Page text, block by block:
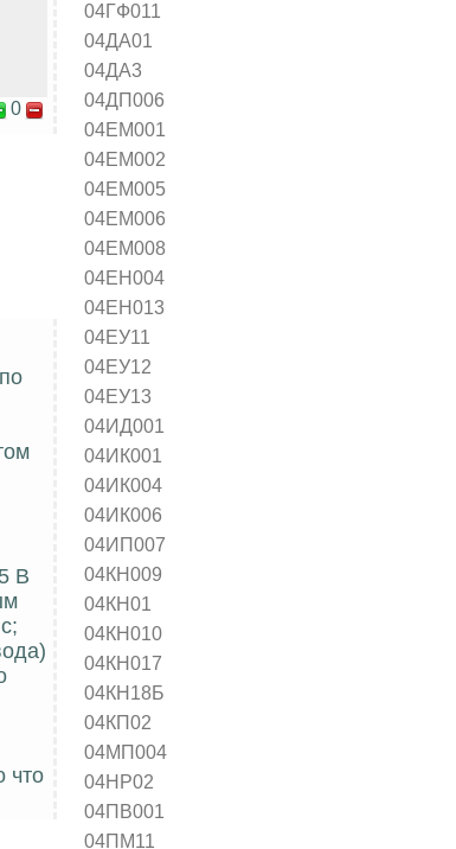
04ГФ011
04ДА01
04ДА3
04ДП006
04ЕМ001
04ЕМ002
04ЕМ005
04ЕМ006
04ЕМ008
04ЕН004
04ЕН013
04ЕУ11
04ЕУ12
04ЕУ13
04ИД001
04ИК001
04ИК004
04ИК006
04ИП007
04КН009
04КН01
04КН010
04КН017
04КН18Б
04КП02
04МП004
04НР02
04ПВ001
04ПМ11
0
В
что